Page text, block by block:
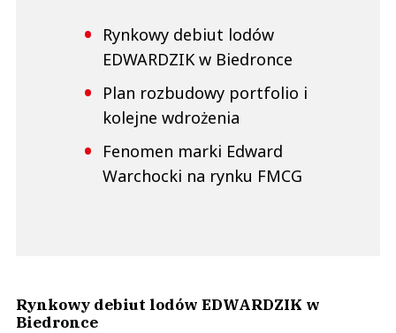
Rynkowy debiut lodów
EDWARDZIK w Biedronce
Plan rozbudowy portfolio i
kolejne wdrożenia
Fenomen marki Edward
Warchocki na rynku FMCG
Rynkowy debiut lodów EDWARDZIK w
Biedronce